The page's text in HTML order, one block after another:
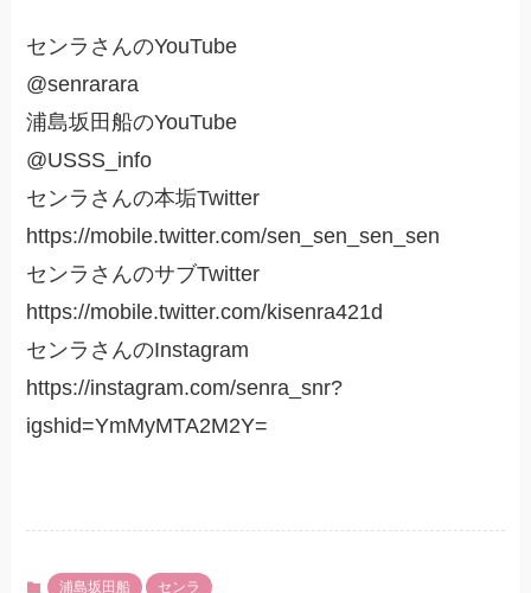
センラさんのYouTube
@senrarara
浦島坂田船のYouTube
@USSS_info
センラさんの本垢Twitter
https://mobile.twitter.com/sen_sen_sen_sen
センラさんのサブTwitter
https://mobile.twitter.com/kisenra421d
センラさんのInstagram
https://instagram.com/senra_snr?
igshid=YmMyMTA2M2Y=
浦島坂田船 センラ